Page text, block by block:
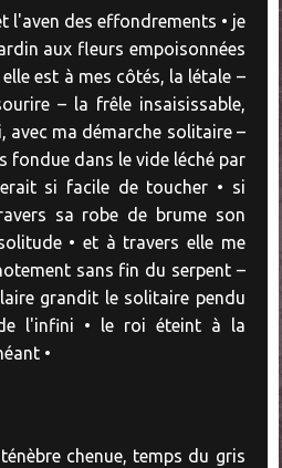
l'aven des effondrements • je
aux fleurs empoisonnées
est à mes côtés, la létale –
– la frêle insaisissable,
avec ma démarche solitaire –
fondue dans le vide léché par
si facile de toucher • si
sa robe de brume son
• et à travers elle me
sans fin du serpent –
grandit le solitaire pendu
l'infini • le roi éteint à la
•
chenue, temps du gris